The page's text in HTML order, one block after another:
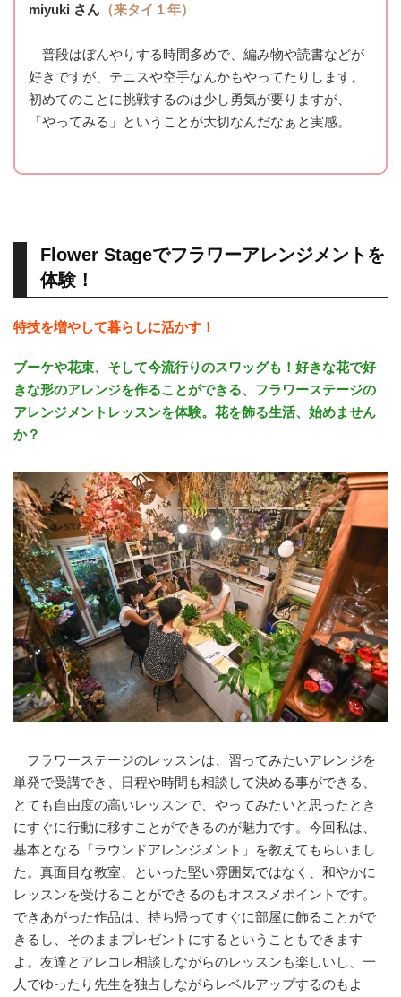
miyuki さん （来タイ１年）
普段はぼんやりする時間多めで、編み物や読書などが
好きですが、テニスや空手なんかもやってたりします。
初めてのことに挑戦するのは少し勇気が要りますが、
「やってみる」ということが大切なんだなぁと実感。
Flower Stageでフラワーアレンジメントを
体験！
特技を増やして暮らしに活かす！
ブーケや花束、そして今流行りのスワッグも！好きな花で好
きな形のアレンジを作ることができる、フラワーステージの
アレンジメントレッスンを体験。花を飾る生活、始めません
か？
フラワーステージのレッスンは、習ってみたいアレンジを
単発で受講でき、日程や時間も相談して決める事ができる、
とても自由度の高いレッスンで、やってみたいと思ったとき
にすぐに行動に移すことができるのが魅力です。今回私は、
基本となる「ラウンドアレンジメント」を教えてもらいまし
た。真面目な教室、といった堅い雰囲気ではなく、和やかに
レッスンを受けることができるのもオススメポイントです。
できあがった作品は、持ち帰ってすぐに部屋に飾ることがで
きるし、そのままプレゼントにするということもできます
よ。友達とアレコレ相談しながらのレッスンも楽しいし、一
人でゆったり先生を独占しながらレベルアップするのもよ